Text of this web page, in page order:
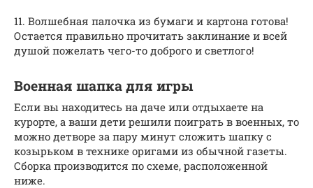
11. Волшебная палочка из бумаги и картона готова!
Остается правильно прочитать заклинание и всей
душой пожелать чего-то доброго и светлого!
Военная шапка для игры
Если вы находитесь на даче или отдыхаете на
курорте, а ваши дети решили поиграть в военных, то
можно детворе за пару минут сложить шапку с
козырьком в технике оригами из обычной газеты.
Сборка производится по схеме, расположенной
ниже.